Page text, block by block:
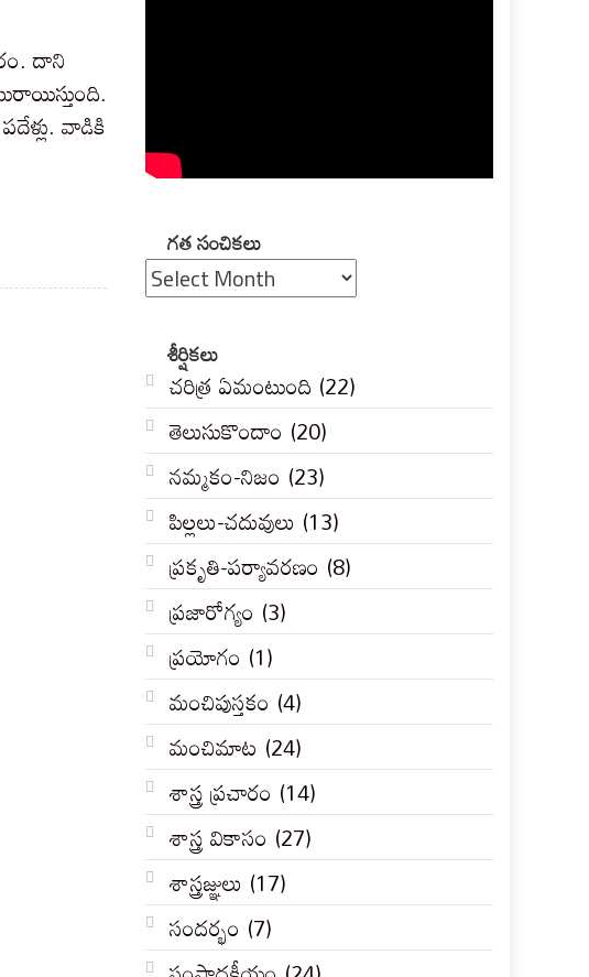
దాని
వాడికి
గత సంచికలు
సంచికలు
శీర్షికలు
చరిత్ర ఏమంటుంది (22)
తెలుసుకొందాం (20)
నమ్మకం-నిజం (23)
పిల్లలు-చదువులు (13)
ప్రకృతి-పర్యావరణం (8)
ప్రజారోగ్యం (3)
ప్రయోగం (1)
మంచిపుస్తకం (4)
మంచిమాట (24)
శాస్త్ర ప్రచారం (14)
శాస్త్ర వికాసం (27)
శాస్త్రజ్ఞులు (17)
సందర్భం (7)